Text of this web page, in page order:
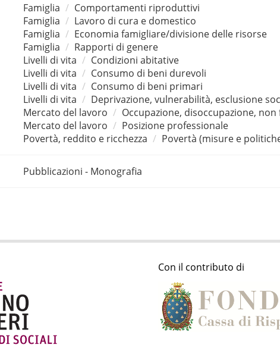
Famiglia
Comportamenti riproduttivi
Famiglia
Lavoro di cura e domestico
Famiglia
Economia famigliare/divisione delle risorse
Famiglia
Rapporti di genere
Livelli di vita
Condizioni abitative
Livelli di vita
Consumo di beni durevoli
Livelli di vita
Consumo di beni primari
Livelli di vita
Deprivazione, vulnerabilità, esclusione
Mercato del lavoro
Occupazione, disoccupazione,
Mercato del lavoro
Posizione professionale
Povertà, reddito e ricchezza
Povertà (misure e
Pubblicazioni - Monografia
Con il contributo di